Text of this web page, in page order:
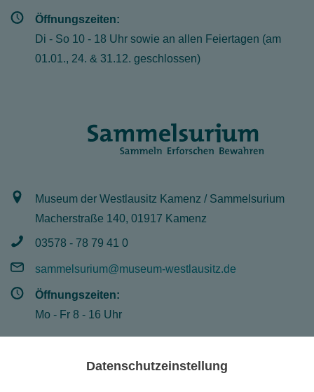
Öffnungszeiten:
Di - So 10 - 18 Uhr sowie an allen Feiertagen (am
01.01., 24. & 31.12. geschlossen)
Museum der Westlausitz Kamenz / Sammelsurium
Macherstraße 140, 01917 Kamenz
03578 - 78 79 41 0
sammelsurium@museum-westlausitz.de
Öffnungszeiten:
Mo - Fr 8 - 16 Uhr
Datenschutzeinstellung